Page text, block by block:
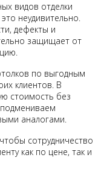
видов отделки
неудивительно.
дефекты и
защищает от
по выгодным
клиентов. В
стоимость без
аналогами.
сотрудничество
как по цене, так и